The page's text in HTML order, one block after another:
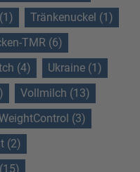
Tränkenuckel (1)
TMR (6)
(4)
Ukraine (1)
Vollmilch (13)
(3)
(2)